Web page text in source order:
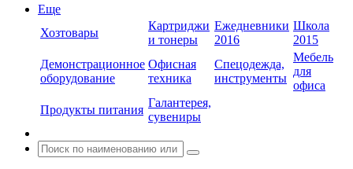
Еще
Хозтовары
Картриджи
и тонеры
Ежедневники
2016
Школа
2015
Демонстрационное
оборудование
Офисная
техника
Спецодежда,
инструменты
Мебель
для
офиса
Продукты питания
Галантерея,
сувениры